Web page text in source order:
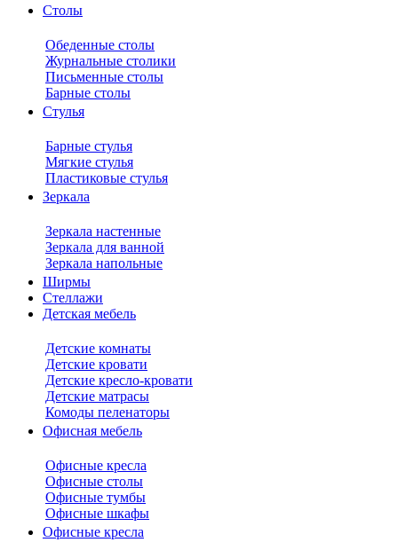
Столы
Обеденные столы
Журнальные столики
Письменные столы
Барные столы
Стулья
Барные стулья
Мягкие стулья
Пластиковые стулья
Зеркала
Зеркала настенные
Зеркала для ванной
Зеркала напольные
Ширмы
Стеллажи
Детская мебель
Детские комнаты
Детские кровати
Детские кресло-кровати
Детские матрасы
Комоды пеленаторы
Офисная мебель
Офисные кресла
Офисные столы
Офисные тумбы
Офисные шкафы
Офисные кресла